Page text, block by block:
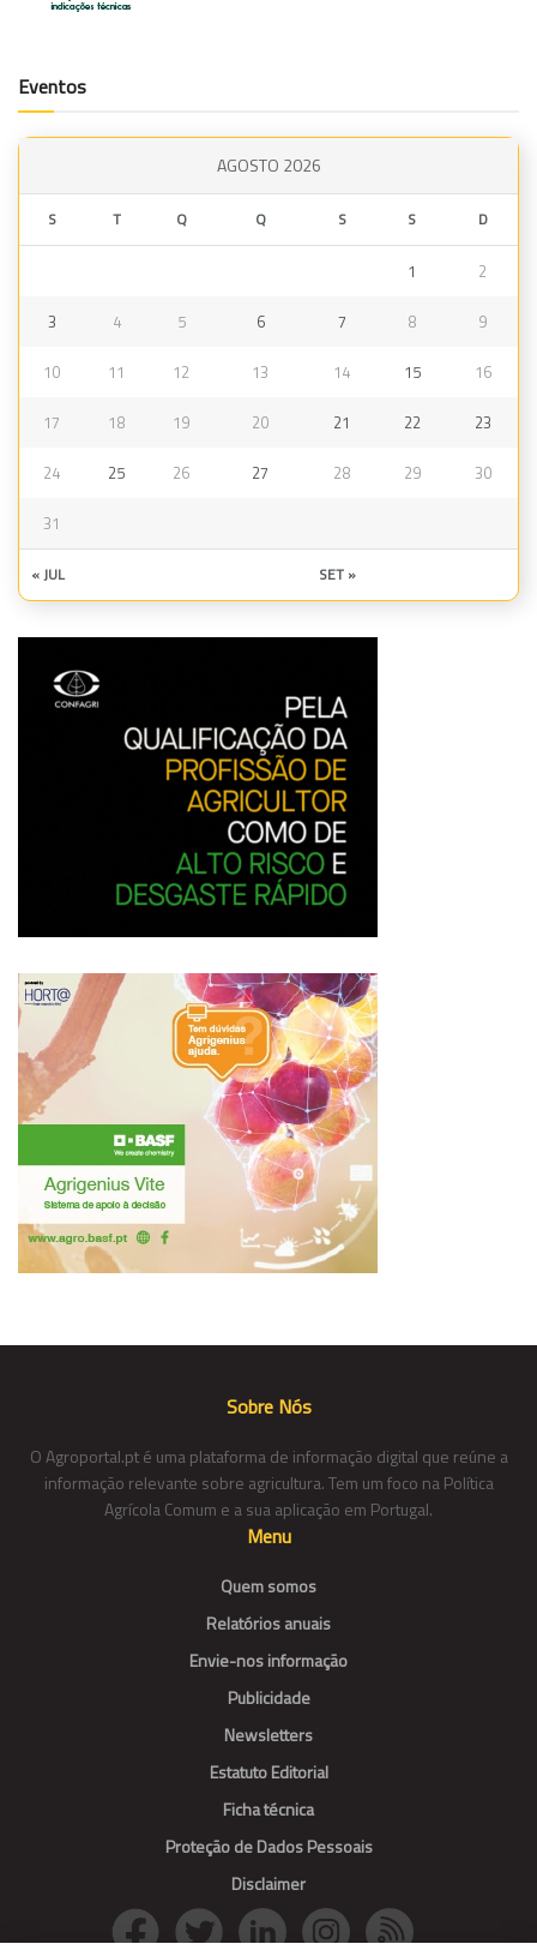
Eventos
AGOSTO 2026
S T Q Q S S D
1 2
3 4 5 6 7 8 9
10 11 12 13 14 15 16
17 18 19 20 21 22 23
24 25 26 27 28 29 30
31
« JUL SET »
Sobre Nós
O Agroportal.pt é uma plataforma de informação digital que reúne a
informação relevante sobre agricultura. Tem um foco na Política
Agrícola Comum e a sua aplicação em Portugal.
Menu
Quem somos
Relatórios anuais
Envie-nos informação
Publicidade
Newsletters
Estatuto Editorial
Ficha técnica
Proteção de Dados Pessoais
Disclaimer